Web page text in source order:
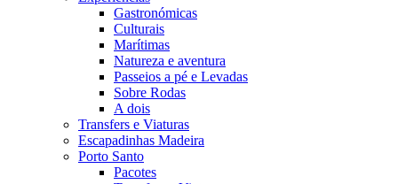
Gastronómicas
Culturais
Marítimas
Natureza e aventura
Passeios a pé e Levadas
Sobre Rodas
A dois
Transfers e Viaturas
Escapadinhas Madeira
Porto Santo
Pacotes